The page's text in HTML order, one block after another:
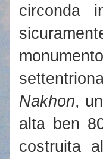
circonda
Nakhon,
alta ben
costruita